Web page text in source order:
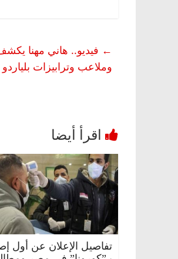
← فيديو.. هاني مهنا
وملاعب وترابيزات بلياردو
تفاصيل الإعلان عن أول